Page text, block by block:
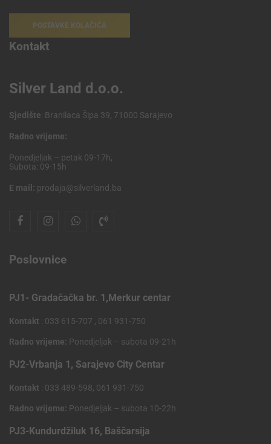
POSTAVKE KOLAČIĆA
Kontakt
Silver Land d.o.o.
Sjedište: Branilaca Šipa 39, 71000 Sarajevo
Radno vrijeme:
Ponedjeljak – petak 09-17h,
Subota: 09-15h
E mail: prodaja@silverland.ba
Poslovnice
PJ1- Gradačačka br. 1,Merkur centar
Kontakt : 033 615-707 , 061 931-750
Radno vrijeme: Ponedjeljak – subota 09-21h
PJ2-Vrbanja 1, Sarajevo City Centar
Kontakt : 033 489-598, 061 931-750
Radno vrijeme: Ponedjeljak – subota 10-22h
PJ3-Kundurdžiluk 16, Baščarsija